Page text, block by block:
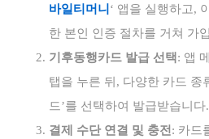
바일티머니 ‘ 앱을 실행하고,
한 본인 인증 절차를 거쳐 가
기후동행카드 발급 선택 : 앱
탭을 누른 뒤, 다양한 카드 종
드’를 선택하여 발급받습니다.
결제 수단 연결 및 충전 : 카드